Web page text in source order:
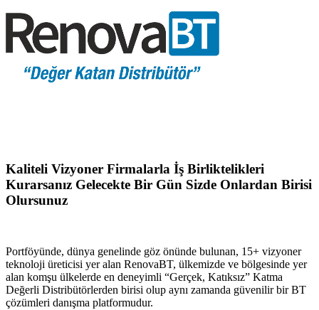
Kaliteli Vizyoner Firmalarla İş Birliktelikleri
Kurarsanız Gelecekte Bir Gün Sizde Onlardan Birisi
Olursunuz
Portföyünde, dünya genelinde göz önünde bulunan, 15+ vizyoner
teknoloji üreticisi yer alan RenovaBT, ülkemizde ve bölgesinde yer
alan komşu ülkelerde en deneyimli “Gerçek, Katıksız” Katma
Değerli Distribütörlerden birisi olup aynı zamanda güvenilir bir BT
çözümleri danışma platformudur.